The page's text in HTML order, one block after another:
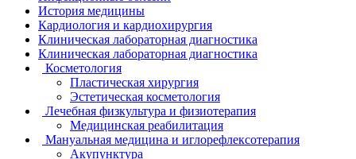
История медицины
Кардиология и кардиохирургия
Клиническая лабораторная диагностика
Клиническая лабораторная диагностика
Косметология
Пластическая хирургия
Эстетическая косметология
Лечебная физкультура и физиотерапия
Медицинская реабилитация
Мануальная медицина и иглорефлексотерапия
Акупунктура